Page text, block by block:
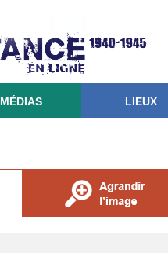
MÉDIAS LIEUX